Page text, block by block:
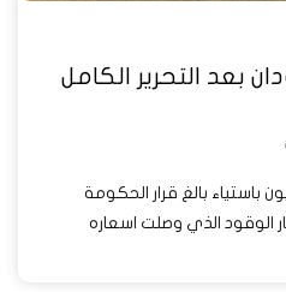
بعد التحرير الكامل
باستياء بالغ قرار الحكومة
الوقود الذي وصلت اسعاره